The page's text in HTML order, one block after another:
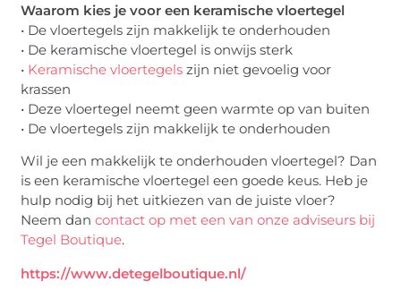
Waarom kies je voor een keramische vloertegel
• De vloertegels zijn makkelijk te onderhouden
• De keramische vloertegel is onwijs sterk
• Keramische vloertegels zijn niet gevoelig voor
krassen
• Deze vloertegel neemt geen warmte op van buiten
• De vloertegels zijn makkelijk te onderhouden
Wil je een makkelijk te onderhouden vloertegel? Dan
is een keramische vloertegel een goede keus. Heb je
hulp nodig bij het uitkiezen van de juiste vloer?
Neem dancontact op met een van onze adviseurs bij
Tegel Boutique.
https://www.detegelboutique.nl/